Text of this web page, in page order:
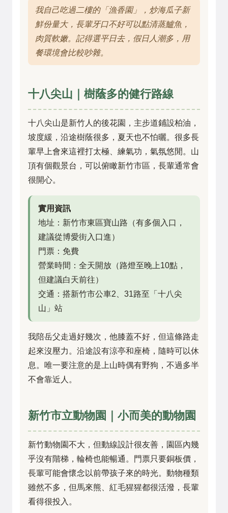
我自己吃過二樓的「漁香園」，炒海瓜子新
鮮份量大，長輩牙口不好可以點清蒸鱸魚，
肉質軟嫩。記得選平日去，假日人潮多，用
餐環境會比較吵雜。
十八尖山｜樹蔭多的健行路線
十八尖山是新竹人的後花園，主步道鋪設柏油，
坡度緩，沿途樹蔭很多，夏天也不怕曬。很多長
輩早上會來這裡打太極、練氣功，氣氛悠閒。山
頂有個觀景台，可以俯瞰新竹市區，長輩通常會
很開心。
實用資訊
地址：新竹市東區寶山路（有多個入口，
建議從博愛街入口進）
門票：免費
營業時間：全天開放（路燈至晚上10點，
但建議白天前往）
交通：搭新竹市公車2、31路至「十八尖
山」站
我陪岳父走過好幾次，他膝蓋不好，但這條路走
起來沒壓力。沿途設有涼亭和座椅，隨時可以休
息。唯一要注意的是上山時偶有野狗，不過多半
不會靠近人。
新竹市立動物園｜小而美的動物園
新竹動物園不大，但動線設計很友善，園區內幾
乎沒有階梯，輪椅也能暢通。門票只要銅板價，
長輩可能會懷念以前帶孩子來的時光。動物種類
雖然不多，但馬來熊、紅毛猩猩都很活潑，長輩
看得很投入。